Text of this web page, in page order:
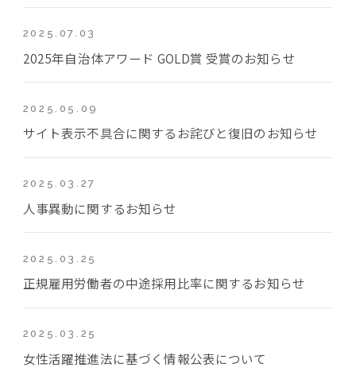
2025.07.03
2025年自治体アワード GOLD賞 受賞のお知らせ
2025.05.09
サイト表示不具合に関するお詫びと復旧のお知らせ
2025.03.27
人事異動に関するお知らせ
2025.03.25
正規雇用労働者の中途採用比率に関するお知らせ
2025.03.25
女性活躍推進法に基づく情報公表について